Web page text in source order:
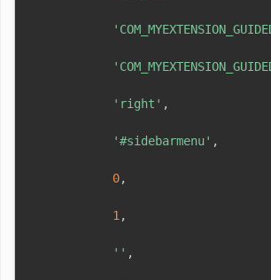
'right' ,
'#sidebarmenu' ,
0,
1 ,
'' ,